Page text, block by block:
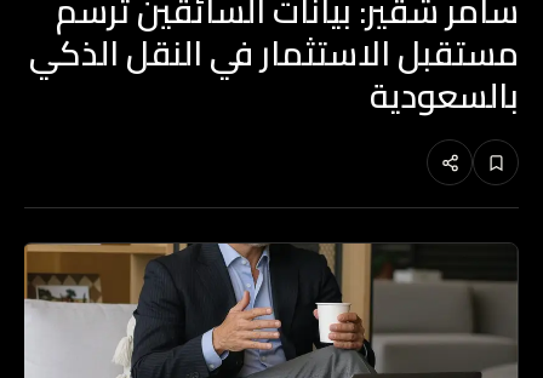
مستقبل الاستثمار في النقل الذكي
بالسعودية